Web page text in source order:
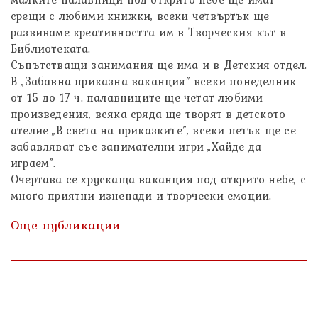
срещи с любими книжки, всеки четвъртък ще
развиваме креативността им в Творческия кът в
Библиотеката.
Съпътстващи занимания ще има и в Детския отдел.
В „Забавна приказна ваканция” всеки понеделник
от 15 до 17 ч. палавниците ще четат любими
произведения, всяка сряда ще творят в детското
ателие „В света на приказките”, всеки петък ще се
забавляват със занимателни игри „Хайде да
играем”.
Очертава се хрускаща ваканция под открито небе, с
много приятни изненади и творчески емоции.
Още публикации